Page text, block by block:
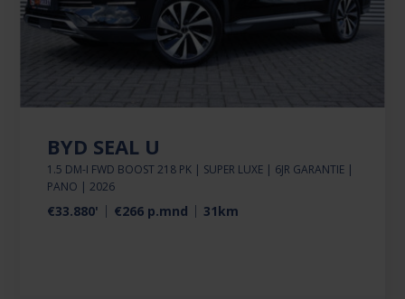
BYD SEAL U
1.5 DM-I FWD BOOST 218 PK | SUPER LUXE | 6JR GARANTIE |
PANO | 2026
€33.880' €266 p.mnd 31km